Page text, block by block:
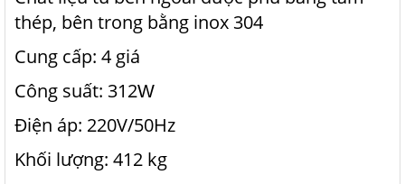
thép, bên trong bằng inox 304
Cung cấp: 4 giá
Công suất: 312W
Điện áp: 220V/50Hz
Khối lượng: 412 kg